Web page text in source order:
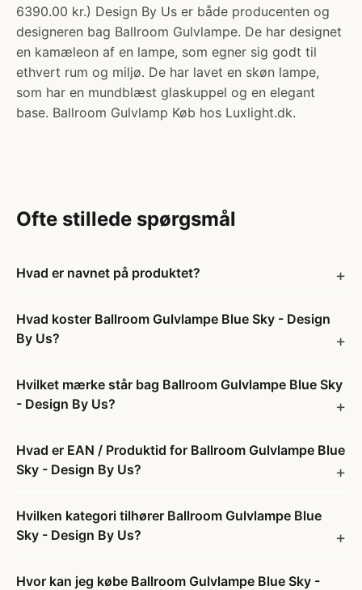
6390.00 kr.) Design By Us er både producenten og
designeren bag Ballroom Gulvlampe. De har designet
en kamæleon af en lampe, som egner sig godt til
ethvert rum og miljø. De har lavet en skøn lampe,
som har en mundblæst glaskuppel og en elegant
base. Ballroom Gulvlamp Køb hos Luxlight.dk.
Ofte stillede spørgsmål
Hvad er navnet på produktet?
Hvad koster Ballroom Gulvlampe Blue Sky - Design
By Us?
Hvilket mærke står bag Ballroom Gulvlampe Blue Sky
- Design By Us?
Hvad er EAN / Produktid for Ballroom Gulvlampe Blue
Sky - Design By Us?
Hvilken kategori tilhører Ballroom Gulvlampe Blue
Sky - Design By Us?
Hvor kan jeg købe Ballroom Gulvlampe Blue Sky -